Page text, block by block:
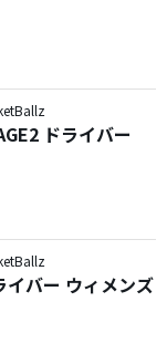
ドライバー
イバー ウィメンズ